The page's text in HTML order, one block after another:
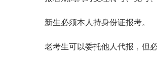
新生必须本人持身份证报考。
老考生可以委托他人代报，但必